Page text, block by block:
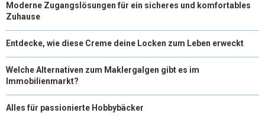
Moderne Zugangslösungen für ein sicheres und komfortables
Zuhause
Entdecke, wie diese Creme deine Locken zum Leben erweckt
Welche Alternativen zum Maklergalgen gibt es im
Immobilienmarkt?
Alles für passionierte Hobbybäcker